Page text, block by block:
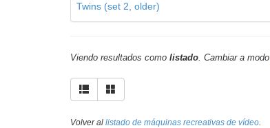
Twins (set 2, older)
Viendo resultados como listado. Cambiar a modo
Volver al listado de máquinas recreativas de vídeo.